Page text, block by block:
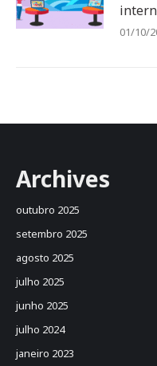
01/10/
Archives
outubro 2025
setembro 2025
agosto 2025
julho 2025
junho 2025
julho 2024
janeiro 2023